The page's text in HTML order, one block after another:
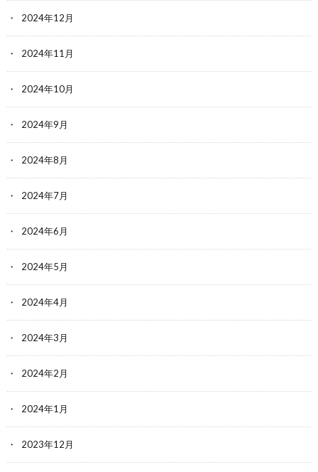
2024年12月
2024年11月
2024年10月
2024年9月
2024年8月
2024年7月
2024年6月
2024年5月
2024年4月
2024年3月
2024年2月
2024年1月
2023年12月